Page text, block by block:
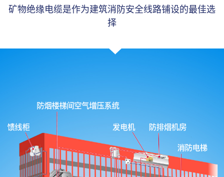
矿物绝缘电缆是作为建筑消防安全线路铺设的最佳选
择